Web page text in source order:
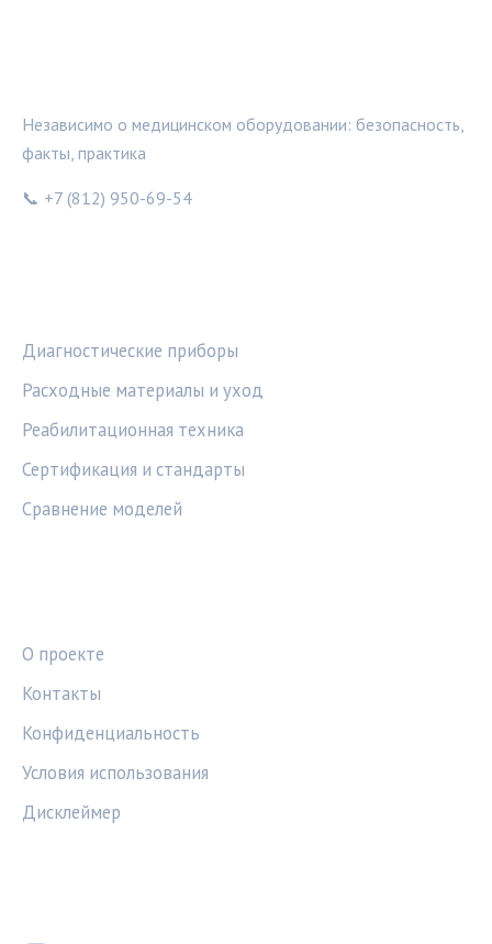
Независимо о медицинском оборудовании: безопасность,
факты, практика
📞 +7 (812) 950-69-54
Диагностические приборы
Расходные материалы и уход
Реабилитационная техника
Сертификация и стандарты
Сравнение моделей
О проекте
Контакты
Конфиденциальность
Условия использования
Дисклеймер